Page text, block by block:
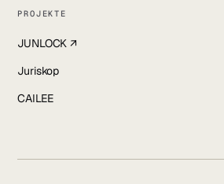
PROJEKTE
JUNLOCK ↗
Juriskop
CAILEE